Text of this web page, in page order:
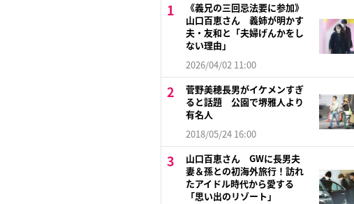
《義兄の三回忌法要に参加》
山口百恵さん 義姉が明かす
夫・友和と「夫婦げんかをし
ない理由」
2026/04/02 11:00
菅野美穂長男がイケメンすぎ
ると話題 公園で堺雅人より
有名人
2018/05/24 16:00
山口百恵さん GWに長男夫
妻＆孫との初海外旅行！訪れ
たアイドル時代から愛する
「思い出のリゾート」